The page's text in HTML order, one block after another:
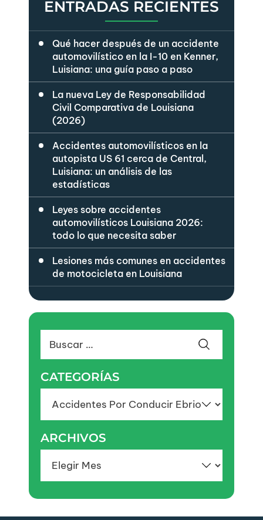
ENTRADAS RECIENTES
Qué hacer después de un accidente
automovilístico en la I-10 en Kenner,
Luisiana: una guía paso a paso
La nueva Ley de Responsabilidad
Civil Comparativa de Louisiana
(2026)
Accidentes automovilísticos en la
autopista US 61 cerca de Central,
Luisiana: un análisis de las
estadísticas
Leyes sobre accidentes
automovilísticos Louisiana 2026:
todo lo que necesita saber
Lesiones más comunes en accidentes
de motocicleta en Louisiana
CATEGORÍAS
ARCHIVOS